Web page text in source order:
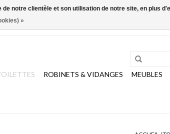
ROBINETS & VIDANGES MEUBLES
notre clientèle et son utilisation de notre site, en plus
»